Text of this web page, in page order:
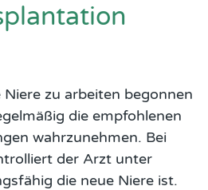
zu arbeiten begonnen
die empfohlenen
wahrzunehmen. Bei
der Arzt unter
die neue Niere ist.